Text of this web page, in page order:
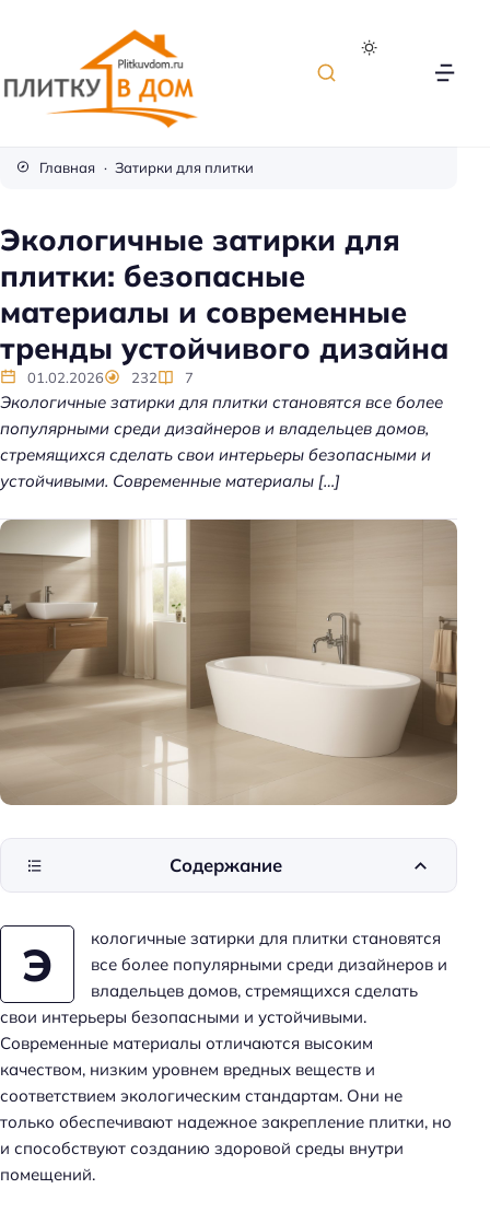
к
а
л
я
о
т
д
е
л
и
д
м
Главная Затирки для плитки
Экологичные затирки для
плитки: безопасные
материалы и современные
тренды устойчивого дизайна
01.02.2026 232 7
Экологичные затирки для плитки становятся все более
популярными среди дизайнеров и владельцев домов,
стремящихся сделать свои интерьеры безопасными и
устойчивыми. Современные материалы […]
Э
кологичные затирки для плитки становятся
все более популярными среди дизайнеров и
владельцев домов, стремящихся сделать
свои интерьеры безопасными и устойчивыми.
Современные материалы отличаются высоким
качеством, низким уровнем вредных веществ и
соответствием экологическим стандартам. Они не
только обеспечивают надежное закрепление плитки, но
и способствуют созданию здоровой среды внутри
помещений.
Содержание